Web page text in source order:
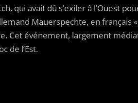
qui avait dû s’exiler à l’Ouest
Mauerspechte, en français
Cet événement, largement
de l’Est.